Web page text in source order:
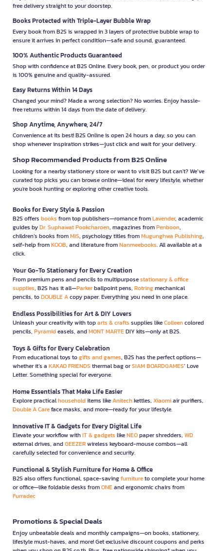
free delivery straight to your doorstep.
Books Protected with Triple-Layer Bubble Wrap
Every book from B2S is wrapped in 3 layers of protective bubble wrap to
ensure it arrives in perfect condition—safe and sound, guaranteed.
100% Authentic Products Guaranteed
Shop with confidence at B2S Online. Every book, pen, or product you order
is 100% genuine and quality-assured.
Easy Returns Within 14 Days
Changed your mind? Made a wrong selection? No worries. Enjoy hassle-
free returns within 14 days from the date of delivery.
Shop Anytime, Anywhere, 24/7
Convenience at its best! B2S Online is open 24 hours a day, so you can
shop whenever inspiration strikes—just click and wait for your delivery.
Shop Recommended Products from B2S Online
Looking for a nearby stationery store or want to visit B2S but can't? We’ve
curated top picks you can browse online—ideal for every lifestyle, whether
you're book hunting or exploring other creative tools.
Books for Every Style & Passion
B2S offers books from top publishers—romance fromLavender, academic
guides byDr. Suphawat Pookcharoen, magazines fromPenboon,
children’s books fromMIS, psychology titles fromMugunghwa Publishing,
self-help fromKOOB, and literature fromNanmeebooks. All available at a
click.
Your Go-To Stationery for Every Creation
From premium pens and pencils to multipurposestationary & office
supplies, B2S has it all—Parkerballpoint pens, Rotringmechanical
pencils, toDOUBLE Acopy paper. Everything you need in one place.
Endless Possibilities for Art & DIY Lovers
Unleash your creativity with toparts & crafts supplies likeColleencolored
pencils, Pyramideasels, andMONT MARTEDIY kits—only at B2S.
Toys & Gifts for Every Celebration
From educational toys togifts and games, B2S has the perfect options—
whether it’s a KAKAO FRIENDS thermal bag orSIAM BOARDGAMES’ Love
Letter. Something special for everyone.
Home Essentials That Make Life Easier
Explore practicalhouseholditems likeAnitechkettles, Xiaomiair purifiers,
Double A Careface masks, and more—ready for your lifestyle.
Innovative IT & Gadgets for Every Digital Life
Elevate your workflow withIT & gadgets likeNEOpaper shredders, WD
external drives, andGEEZERwireless keyboard-mouse combos—all
carefully selected for convenience and security.
Functional & Stylish Furniture for Home & Office
B2S also offers functional, space-savingfurnitureto complete your home
or office—like foldable desks fromONEand ergonomic chairs from
Furradec
Promotions & Special Deals
Enjoy unbeatable deals and monthly campaigns—on books, stationery,
lifestyle must-haves, and more! Get exclusive discount coupons and perks